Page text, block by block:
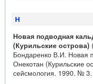
Н
Новая подводная
(Курильские острова)
Бондаренко В.И. Новая
Онекотан (Курильские
сейсмология. 1990. №